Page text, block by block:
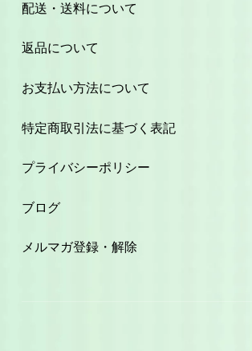
配送・送料について
返品について
お支払い方法について
特定商取引法に基づく表記
プライバシーポリシー
ブログ
メルマガ登録・解除